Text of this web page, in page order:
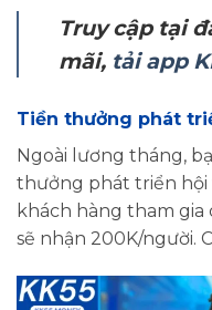
Truy cập tại
mãi, tải app
Tiền thưởng phát
Ngoài lương tháng,
thưởng phát triển hội
khách hàng tham
sẽ nhận 200K/người.